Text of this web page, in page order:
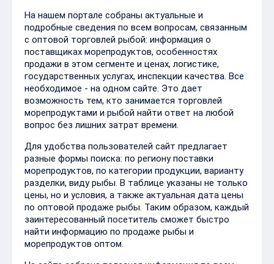
На нашем портале собраны актуальные и
подробные сведения по всем вопросам, связанным
с оптовой торговлей рыбой: информация о
поставщиках морепродуктов, особенностях
продажи в этом сегменте и ценах, логистике,
государственных услугах, инспекции качества. Все
необходимое - на одном сайте. Это дает
возможность тем, кто занимается торговлей
морепродуктами и рыбой найти ответ на любой
вопрос без лишних затрат времени.
Для удобства пользователей сайт предлагает
разные формы поиска: по региону поставки
морепродуктов, по категории продукции, варианту
разделки, виду рыбы. В таблице указаны не только
цены, но и условия, а также актуальная дата цены
по оптовой продаже рыбы. Таким образом, каждый
заинтересованный посетитель сможет быстро
найти информацию по продаже рыбы и
морепродуктов оптом.